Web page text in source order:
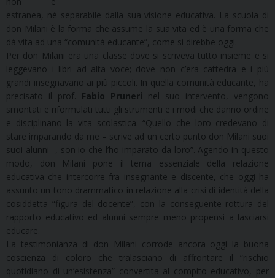
estranea, né separabile dalla sua visione educativa. La scuola di
don Milani è la forma che assume la sua vita ed è una forma che
dà vita ad una “comunità educante”, come si direbbe oggi.
Per don Milani era una classe dove si scriveva tutto insieme e si
leggevano i libri ad alta voce; dove non c’era cattedra e i più
grandi insegnavano ai più piccoli. In quella comunità educante, ha
precisato il prof. Fabio Pruneri nel suo intervento, vengono
smontati e riformulati tutti gli strumenti e i modi che danno ordine
e disciplinano la vita scolastica. “Quello che loro credevano di
stare imparando da me – scrive ad un certo punto don Milani suoi
suoi alunni -, son io che l’ho imparato da loro”. Agendo in questo
modo, don Milani pone il tema essenziale della relazione
educativa che intercorre fra insegnante e discente, che oggi ha
assunto un tono drammatico in relazione alla crisi di identità della
cosiddetta “figura del docente”, con la conseguente rottura del
rapporto educativo ed alunni sempre meno propensi a lasciarsi
educare.
La testimonianza di don Milani corrode ancora oggi la buona
coscienza di coloro che tralasciano di affrontare il “rischio
quotidiano di un’esistenza” convertita al compito educativo, per